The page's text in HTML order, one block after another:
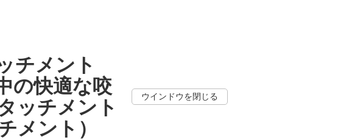
チメント
の快適な咬
ッチメント
メント）
ウインドウを閉じる